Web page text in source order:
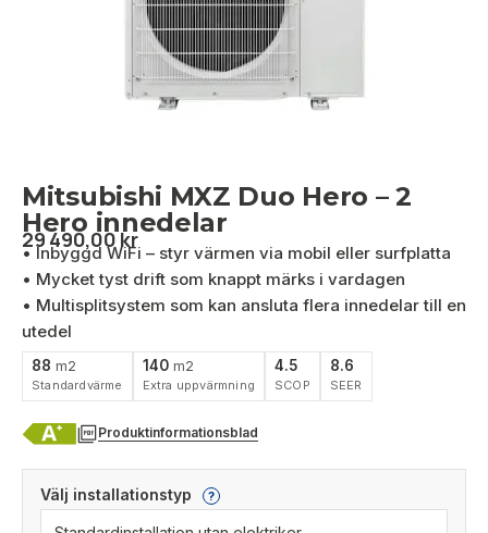
Mitsubishi MXZ Duo Hero – 2
Hero innedelar
29 490,00kr
• Inbyggd WiFi – styr värmen via mobil eller surfplatta
• Mycket tyst drift som knappt märks i vardagen
• Multisplitsystem som kan ansluta flera innedelar till en
utedel
88 m2
Standardvärme
140 m2
Extra uppvärmning
4.5
SCOP
8.6
SEER
Produktinformationsblad
Välj installationstyp ?